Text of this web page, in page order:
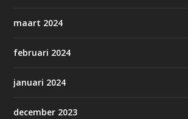
maart 2024
februari 2024
januari 2024
december 2023